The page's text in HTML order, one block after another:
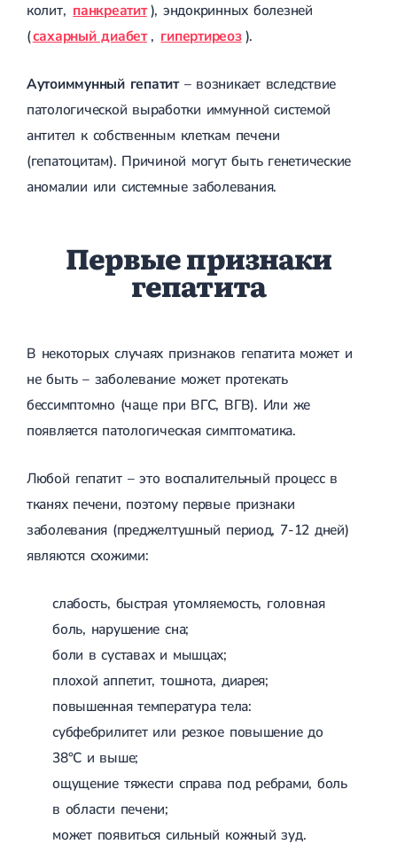
Аритмия
Синусовая аритмия
Стенокардия
Вазоспастическая стенокардия
Кардиология климактерического периода
Кардиология при ведении беременности
Симптоматическая артериальная гипертензия
Панкреатит
Реактивный панкреатит
Острый панкреатит
Калькулезный холецистит
Острый холецистит
Бескаменный холецистит
Острые респираторные заболевания
Бронхит
Хронический бронхит
Острый бронхит
Бронхит у взрослых
ОРВИ
ОРВИ у взрослых
Ротавирусная инфекция
Ортопедия и травматология
Асептический некроз головки бедренной кости
Асептический некроз таранной кости
Эпикондилит
Переломы
Лечение переломов лодыжек
Лечение переломов плеча
колит, панкреатит), эндокринных болезней
(сахарный диабет , гипертиреоз ).
Аутоиммунный гепатит– возникает вследствие
патологической выработки иммунной системой
антител к собственным клеткам печени
(гепатоцитам). Причиной могут быть генетические
аномалии или системные заболевания.
Первые признаки
гепатита
В некоторых случаях признаков гепатита может и
не быть – заболевание может протекать
бессимптомно (чаще при ВГC, ВГB). Или же
появляется патологическая симптоматика.
Любой гепатит – это воспалительный процесс в
тканях печени, поэтому первые признаки
заболевания (преджелтушный период, 7-12 дней)
являются схожими:
слабость, быстрая утомляемость, головная
боль, нарушение сна;
боли в суставах и мышцах;
плохой аппетит, тошнота, диарея;
повышенная температура тела:
субфебрилитет или резкое повышение до
38°C и выше;
ощущение тяжести справа под ребрами, боль
в области печени;
может появиться сильный кожный зуд.